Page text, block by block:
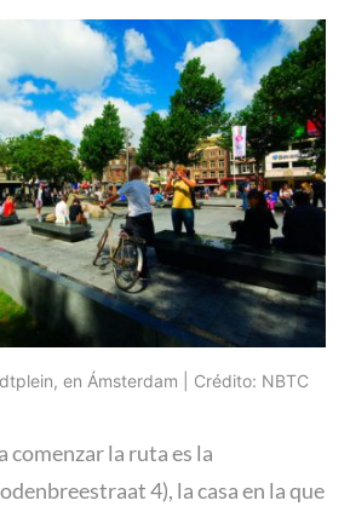
en Ámsterdam | Crédito: NBTC
comenzar la ruta es la
4), la casa en la que